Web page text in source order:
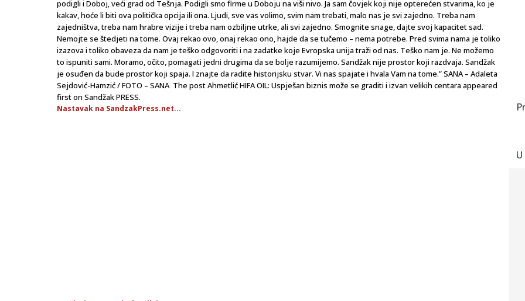
podigli i Doboj, veći grad od Tešnja. Podigli smo firme u Doboju na viši nivo. Ja sam čovjek koji nije opterećen stvarima, ko je
kakav, hoće li biti ova politička opcija ili ona. Ljudi, sve vas volimo, svim nam trebati, malo nas je svi zajedno. Treba nam
zajedništva, treba nam hrabre vizije i treba nam ozbiljne utrke, ali svi zajedno. Smognite snage, dajte svoj kapacitet sad.
Nemojte se štedjeti na tome. Ovaj rekao ovo, onaj rekao ono, hajde da se tučemo – nema potrebe. Pred svima nama je toliko
izazova i toliko obaveza da nam je teško odgovoriti i na zadatke koje Evropska unija traži od nas. Teško nam je. Ne možemo
to ispuniti sami. Moramo, očito, pomagati jedni drugima da se bolje razumijemo. Sandžak nije prostor koji razdvaja. Sandžak
je osuđen da bude prostor koji spaja. I znajte da radite historijsku stvar. Vi nas spajate i hvala Vam na tome.” SANA – Adaleta
Sejdović-Hamzić / FOTO – SANA The post Ahmetlić HIFA OIL: Uspješan biznis može se graditi i izvan velikih centara appeared
first on Sandžak PRESS.
Nastavak na SandzakPress.net...